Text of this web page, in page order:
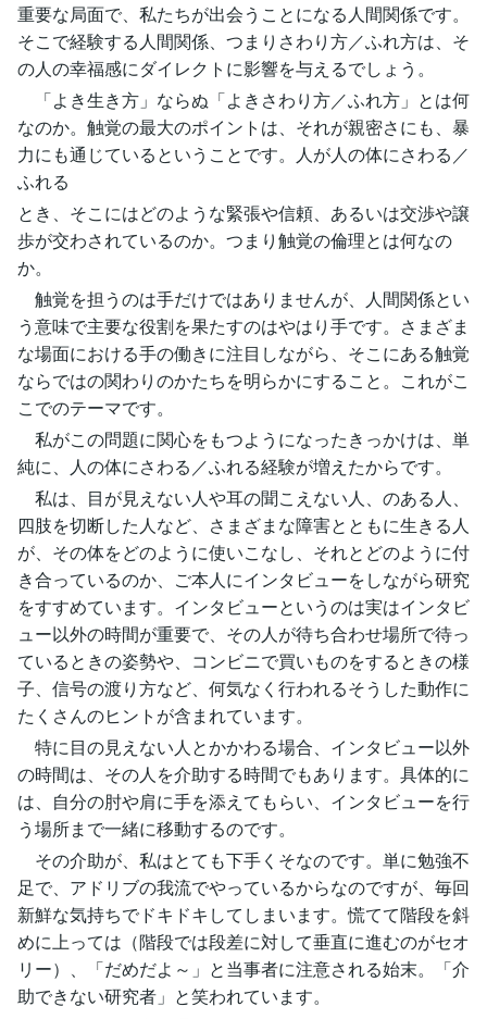
重要な局面で、私たちが出会うことになる人間関係です。
そこで経験する人間関係、つまりさわり方／ふれ方は、そ
の人の幸福感にダイレクトに影響を与えるでしょう。
「よき生き方」ならぬ「よきさわり方／ふれ方」とは何
なのか。触覚の最大のポイントは、それが親密さにも、暴
力にも通じているということです。人が人の体にさわる／
ふれる
とき、そこにはどのような緊張や信頼、あるいは交渉や譲
歩が交わされているのか。つまり触覚の倫理とは何なの
か。
触覚を担うのは手だけではありませんが、人間関係とい
う意味で主要な役割を果たすのはやはり手です。さまざま
な場面における手の働きに注目しながら、そこにある触覚
ならではの関わりのかたちを明らかにすること。これがこ
こでのテーマです。
私がこの問題に関心をもつようになったきっかけは、単
純に、人の体にさわる／ふれる経験が増えたからです。
私は、目が見えない人や耳の聞こえない人、のある人、
四肢を切断した人など、さまざまな障害とともに生きる人
が、その体をどのように使いこなし、それとどのように付
き合っているのか、ご本人にインタビューをしながら研究
をすすめています。インタビューというのは実はインタビ
ュー以外の時間が重要で、その人が待ち合わせ場所で待っ
ているときの姿勢や、コンビニで買いものをするときの様
子、信号の渡り方など、何気なく行われるそうした動作に
たくさんのヒントが含まれています。
特に目の見えない人とかかわる場合、インタビュー以外
の時間は、その人を介助する時間でもあります。具体的に
は、自分の肘や肩に手を添えてもらい、インタビューを行
う場所まで一緒に移動するのです。
その介助が、私はとても下手くそなのです。単に勉強不
足で、アドリブの我流でやっているからなのですが、毎回
新鮮な気持ちでドキドキしてしまいます。慌てて階段を斜
めに上っては（階段では段差に対して垂直に進むのがセオ
リー）、「だめだよ～」と当事者に注意される始末。「介
助できない研究者」と笑われています。